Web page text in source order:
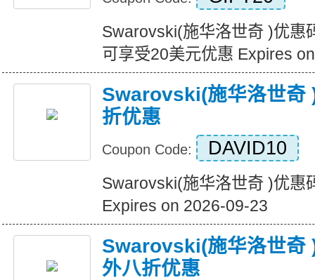
Swarovski(施华洛世奇 )优惠
可享受20美元优惠 Expires
Swarovski(施华洛世奇
折优惠
Coupon Code: DAVID10
Swarovski(施华洛世奇 )优惠
Expires on 2026-09-23
Swarovski(施华洛世奇
外八折优惠